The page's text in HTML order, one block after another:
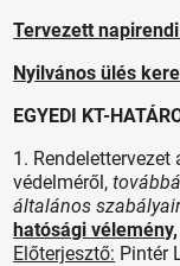
Tervezett
Nyilvános ülés
EGYEDI KT-
1.
védelméről,
általános
hatósági vélemény
Előterjesztő: Pintér